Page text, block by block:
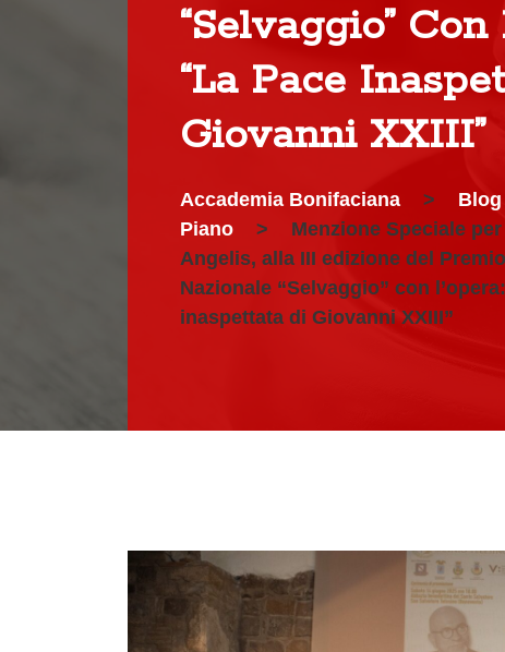
“Selvaggio” Con
“La Pace
Giovanni XXIII”
Accademia Bonifaciana > Blog
Piano
>
Menzione Speciale
Angelis, alla III edizione del
Nazionale “Selvaggio” con
inaspettata di Giovanni XXIII”